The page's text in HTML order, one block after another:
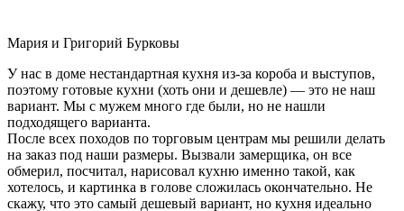
Мария и Григорий Бурковы
У нас в доме нестандартная кухня из-за короба и выступов,
поэтому готовые кухни (хоть они и дешевле) — это не наш
вариант. Мы с мужем много где были, но не нашли
подходящего варианта.
После всех походов по торговым центрам мы решили делать
на заказ под наши размеры. Вызвали замерщика, он все
обмерил, посчитал, нарисовал кухню именно такой, как
хотелось, и картинка в голове сложилась окончательно. Не
скажу, что это самый дешевый вариант, но кухня идеально